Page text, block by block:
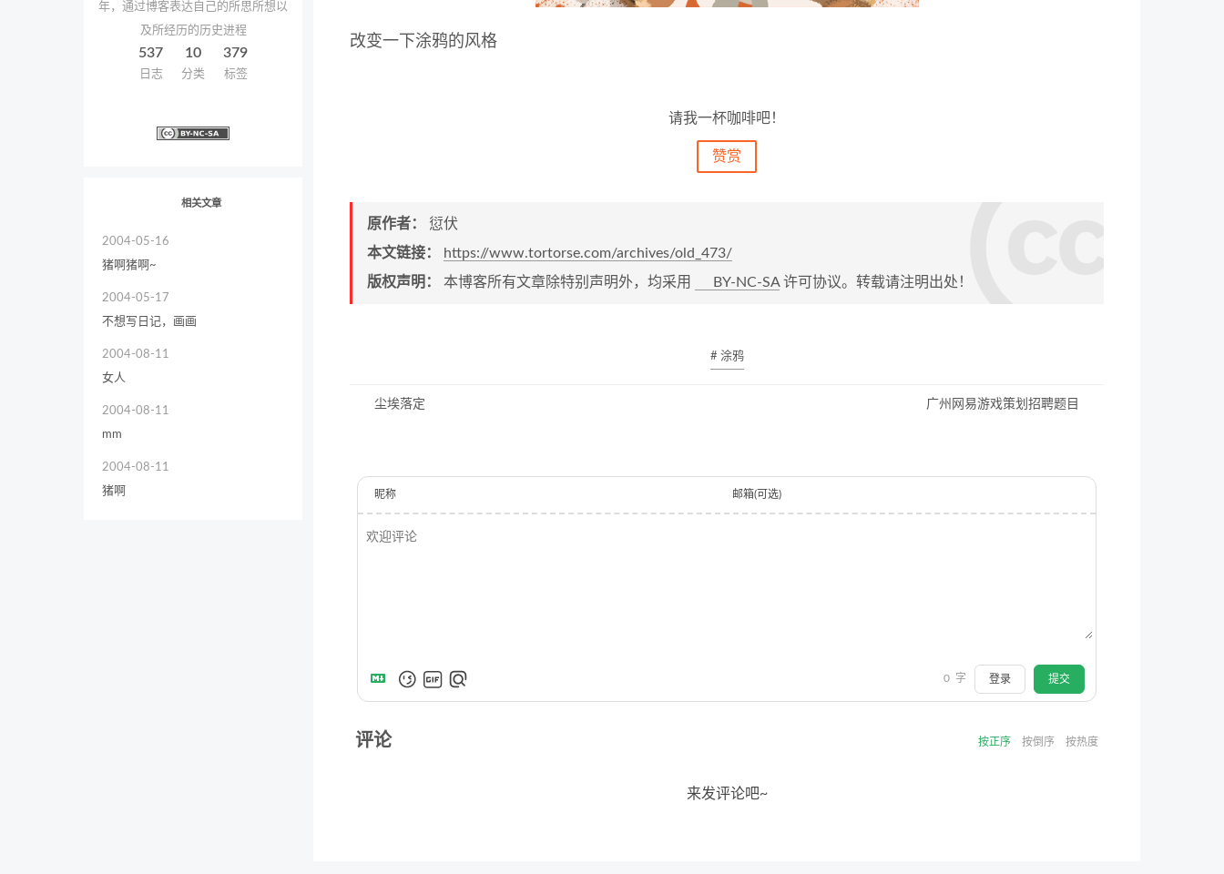
年，通过博客表达自己的所思所想以
及所经历的历史进程
537
日志
10
分类
379
标签
相关文章
2004-05-16
猪啊猪啊~
2004-05-17
不想写日记，画画
2004-08-11
女人
2004-08-11
mm
2004-08-11
猪啊
改变一下涂鸦的风格
请我一杯咖啡吧！
赞赏
原作者： 愆伏
本文链接：
https://www.tortorse.com/archives/old_473/
版权声明： 本博客所有文章除特别声明外，均采用 BY-NC-SA许可协议。转载请注明出处！
# 涂鸦
尘埃落定 广州网易游戏策划招聘题目
昵称 邮箱(可选)
0 字 登录 提交
评论 按正序 按倒序 按热度
来发评论吧~